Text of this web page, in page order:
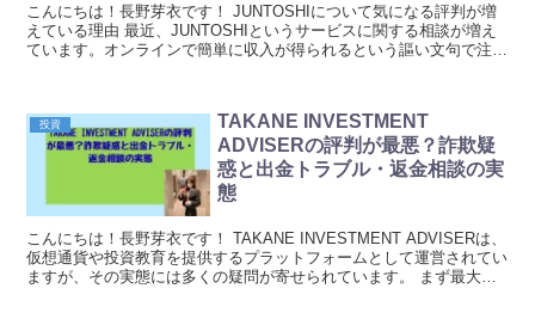
こんにちは！長野芽衣です！ JUNTOSHIについて気になる評判が増
えている理由 最近、JUNTOSHIというサービスに関する相談が増え
ています。オンラインで簡単に収入が得られるという謳い文句で注目
投資
TAKANE INVESTMENT
ADVISERの評判が最悪？詐欺疑
惑と出金トラブル・返金相談の実
態
こんにちは！長野芽衣です！ TAKANE INVESTMENT ADVISERは、
仮想通貨や投資教育を提供するプラットフォームとして運営されてい
ますが、その実態には多くの疑問が寄せられています。 まず最大の